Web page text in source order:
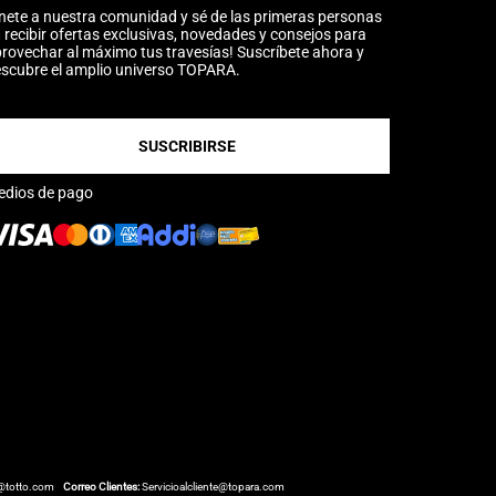
a nuestra comunidad y sé de las primeras personas
recibir ofertas exclusivas, novedades y consejos para
al máximo tus travesías! Suscríbete ahora y
el amplio universo TOPARA.
SUSCRIBIRSE
de pago
Correo Clientes:Servicioalcliente@topara.com